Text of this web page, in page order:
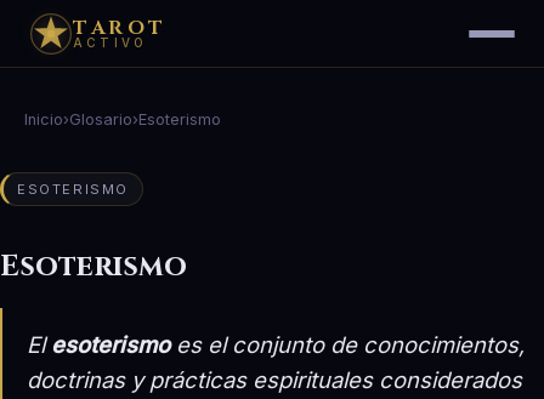
TAROT
ACTIVO
Inicio›Glosario›Esoterismo
ESOTERISMO
Esoterismo
Elesoterismoes el conjunto de conocimientos,
doctrinas y prácticas espirituales considerados